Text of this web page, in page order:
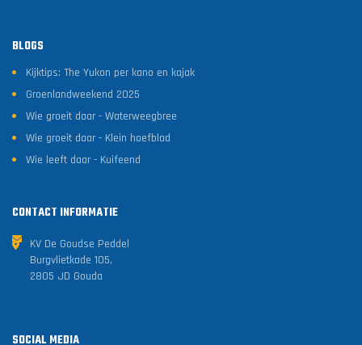
BLOGS
Kijktips: The Yukon per kano en kajak
Groenlandweekend 2025
Wie groeit daar - Waterweegbree
Wie groeit daar - Klein hoefblad
Wie leeft daar - Kuifeend
CONTACT INFORMATIE
KV De Goudse Peddel
Burgvlietkade 105,
2805 JD Gouda
SOCIAL MEDIA